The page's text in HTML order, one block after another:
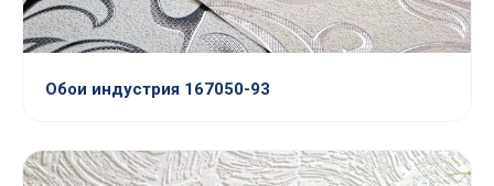
Обои индустрия 167050-93